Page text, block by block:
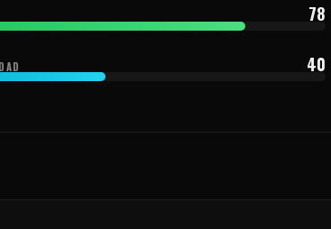
78
40